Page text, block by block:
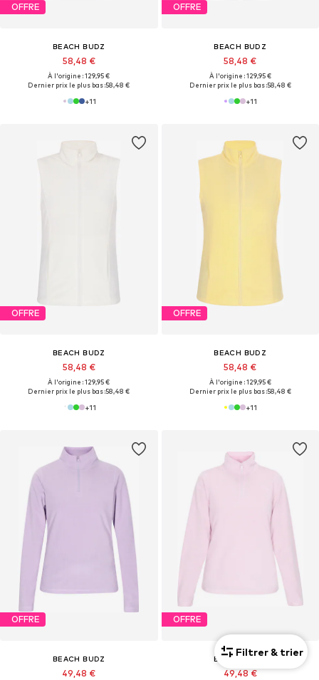
OFFRE
BEACH BUDZ
58,48 €
À l'origine : 129,95 €
Dernier prix le plus bas :58,48 €
+11
OFFRE
BEACH BUDZ
58,48 €
À l'origine : 129,95 €
Dernier prix le plus bas :58,48 €
+11
OFFRE
BEACH BUDZ
58,48 €
À l'origine : 129,95 €
Dernier prix le plus bas :58,48 €
+11
OFFRE
BEACH BUDZ
58,48 €
À l'origine : 129,95 €
Dernier prix le plus bas :58,48 €
+11
OFFRE
BEACH BUDZ
49,48 €
OFFRE
BEACH BUDZ
49,48 €
Filtrer & trier